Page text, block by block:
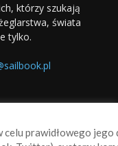
którzy szukają
świata
tylko.
prawidłowego